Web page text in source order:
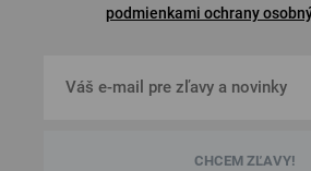
podmienkami ochrany
CHCEM ZĽAVY!